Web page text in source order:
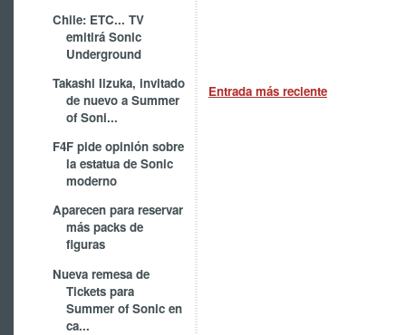
Chile: ETC... TV
emitirá Sonic
Underground
Takashi Iizuka, invitado
de nuevo a Summer
of Soni...
F4F pide opinión sobre
la estatua de Sonic
moderno
Aparecen para reservar
más packs de
figuras
Nueva remesa de
Tickets para
Summer of Sonic en
ca...
Entrada más reciente